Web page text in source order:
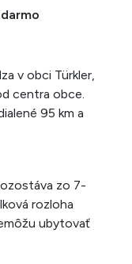
v obci Türkler,
centra obce.
95 km a
zo 7-
rozloha
ubytovať